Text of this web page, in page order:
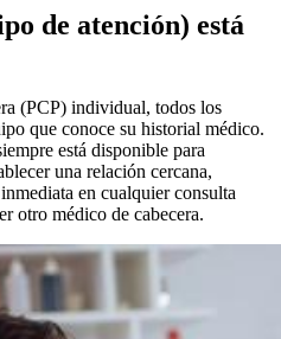
de atención) está
(PCP) individual, todos los
que conoce su historial médico.
está disponible para
una relación cercana,
en cualquier consulta
otro médico de cabecera.